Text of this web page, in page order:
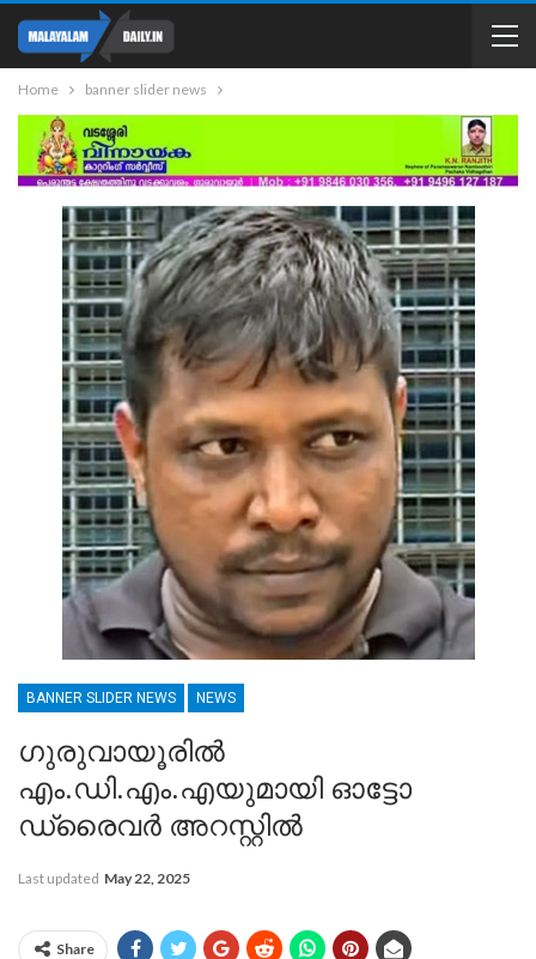
Home banner slider news
BANNER SLIDER NEWS NEWS
ഗുരുവായൂരിൽ
എം.ഡി.എം.എയുമായി ഓട്ടോ
ഡ്രൈവര്‍ അറസ്റ്റില്‍
Last updated May 22, 2025
Share